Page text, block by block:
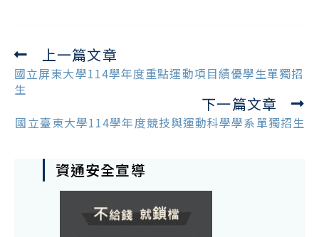
Read
more
articles
上一篇文章
國立屏東大學114學年度重點運動項目績優學生單獨招
生
下一篇文章
國立臺東大學114學年度競技與運動科學學系單獨招生
資通安全宣導